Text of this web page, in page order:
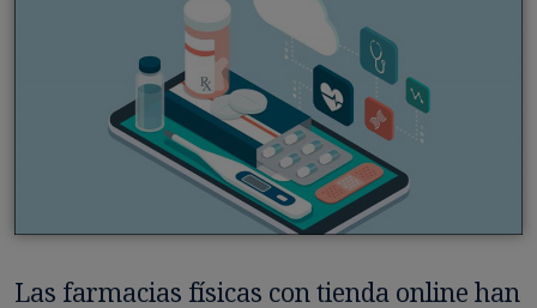
Las farmacias físicas con tienda online han